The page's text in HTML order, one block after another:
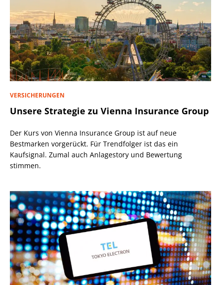
VERSICHERUNGEN
Unsere Strategie zu Vienna Insurance Group
Der Kurs von Vienna Insurance Group ist auf neue
Bestmarken vorgerückt. Für Trendfolger ist das ein
Kaufsignal. Zumal auch Anlagestory und Bewertung
stimmen.